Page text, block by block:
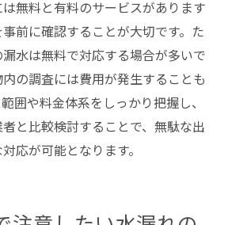
無料と有料のサービスがあります
前に確認することが大切です。た
水は無料で対応する場合が多いで
の調査には費用が発生することも
囲や料金体系をしっかり把握し、
と比較検討することで、無駄な出
応が可能となります。